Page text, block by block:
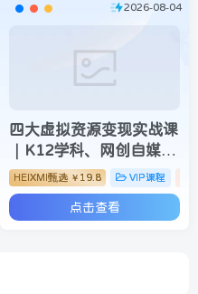
自媒体类
2026-08-04
四大虚拟资源变现实战课
｜K12学科、网创自媒
体、小吃配方、企业管理
四大赛道，带你从零搭建
个人虚拟资源变现矩阵
HEIXMI甄选 ￥ 19.8 VIP课程
点击查看